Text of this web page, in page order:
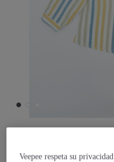
Fina ejerique
Veepee respeta su privacidad